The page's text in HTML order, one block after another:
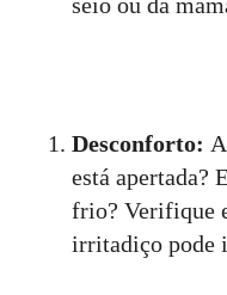
seio ou da
Desconforto:
está apertada?
frio? Verifique
irritadiço pode